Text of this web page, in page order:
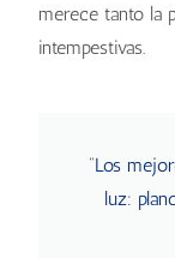
merece tanto la
intempestivas.
“Los
luz: